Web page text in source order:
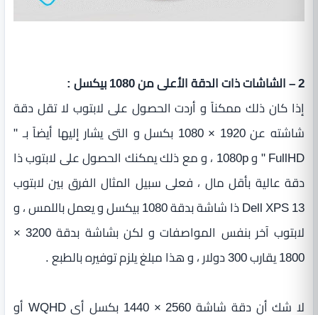
2 – الشاشات ذات الدقة الأعلى من 1080 بيكسل :
إذا كان ذلك ممكناً و أردت الحصول على لابتوب لا تقل دقة
شاشته عن 1920 × 1080 بكسل و التى يشار إليها أيضاً بـ "
FullHD " و 1080p ، و مع ذلك يمكنك الحصول على لابتوب ذا
دقة عالية بأقل مال ، فعلى سبيل المثال الفرق بين لابتوب
Dell XPS 13 ذا شاشة بدقة 1080 بيكسل و يعمل باللمس ، و
لابتوب آخر بنفس المواصفات و لكن بشاشة بدقة 3200 ×
1800 يقارب 300 دولار ، و هذا مبلغ يلزم توفيره بالطبع .
لا شك أن دقة شاشة 2560 × 1440 بكسل أى WQHD أو